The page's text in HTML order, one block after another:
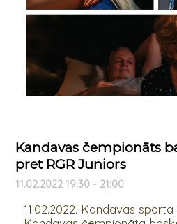
Kandavas čempionāts
pret RGR Juniors
11.02.2022 19:30 - 21:00
11.02.2022. Kandavas